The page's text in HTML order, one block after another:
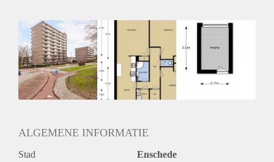
Huurtoeslag
Mogelijk
Inkomen eis
N.V.T.
Huurtermijn
Onbepaalde termijn
ALGEMENE INFORMATIE
Stad Enschede